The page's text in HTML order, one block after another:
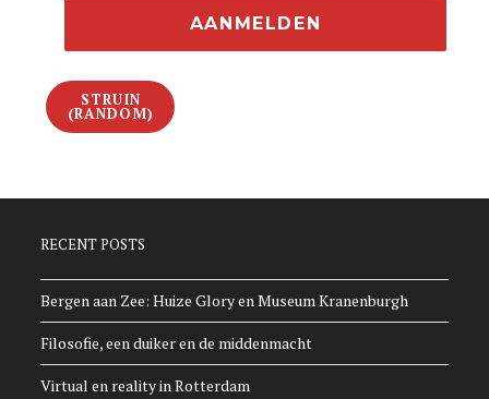
STRUIN
(RANDOM)
RECENT POSTS
Bergen aan Zee: Huize Glory en Museum Kranenburgh
Filosofie, een duiker en de middenmacht
Virtual en reality in Rotterdam